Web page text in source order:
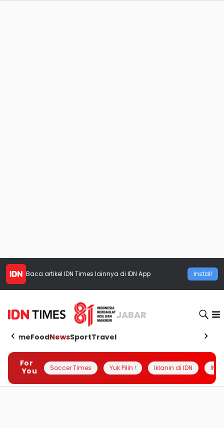
Baca artikel IDN Times lainnya di IDN App Install
JABAR
HomeFoodNewsSportTravel
For
You
Soccer Times Yuk Pilih ! Iklanin di IDN